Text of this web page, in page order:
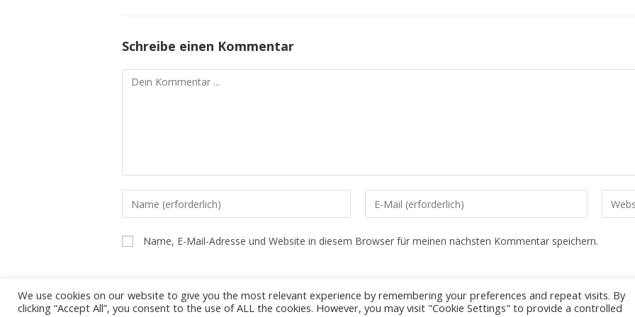
Schreibe einen Kommentar
Kommentieren
Gib
deinen
Namen
oder
Kommentieren
Gib
deine
Kommentieren
Gib
deine
Name, E-Mail-Adresse und Website in diesem Browser für meinen nächsten Kommentar speichern.
We use cookies on our website to give you the most relevant experience by remembering your preferences and repeat visits. By
clicking “Accept All”, you consent to the use of ALL the cookies. However, you may visit "Cookie Settings" to provide a controlled